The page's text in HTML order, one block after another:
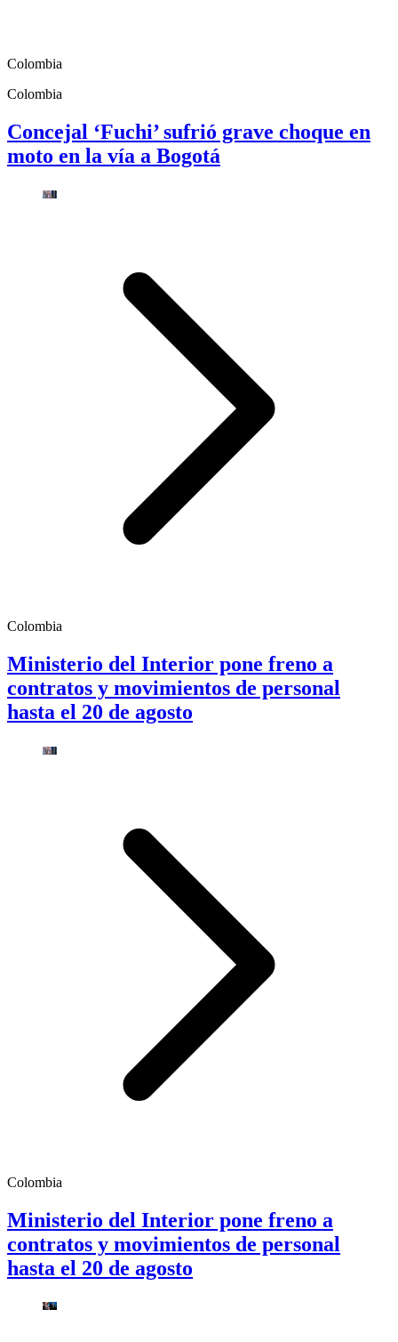
Colombia
Colombia
Concejal ‘Fuchi’ sufrió grave choque en
moto en la vía a Bogotá
Colombia
Ministerio del Interior pone freno a
contratos y movimientos de personal
hasta el 20 de agosto
Colombia
Ministerio del Interior pone freno a
contratos y movimientos de personal
hasta el 20 de agosto